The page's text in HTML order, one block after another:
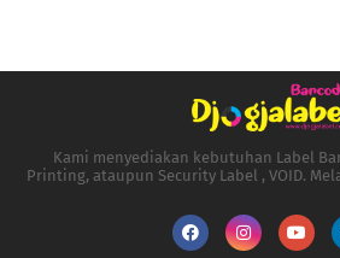
Kami menyediakan kebutuhan Label
Printing, ataupun Security Label , VOID.